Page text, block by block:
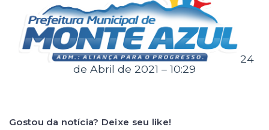
24
de Abril de 2021 – 10:29
Gostou da notícia? Deixe seu like!